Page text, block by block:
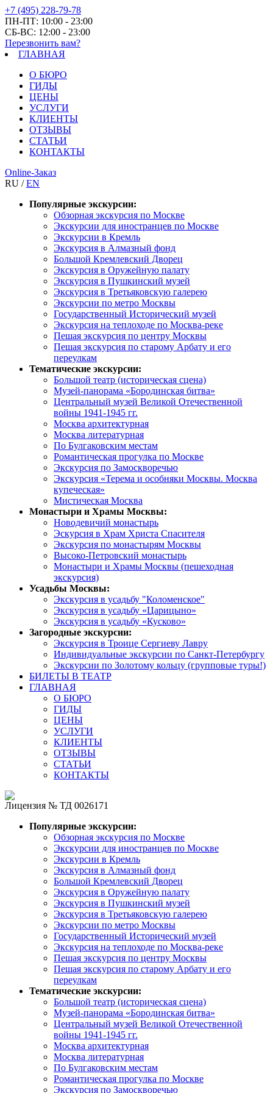
+7 (495) 228-79-78
ПН-ПТ: 10:00 - 23:00
СБ-ВС: 12:00 - 23:00
Перезвонить вам?
ГЛАВНАЯ
О БЮРО
ГИДЫ
ЦЕНЫ
УСЛУГИ
КЛИЕНТЫ
ОТЗЫВЫ
СТАТЬИ
КОНТАКТЫ
Online-Заказ
RU /EN
Популярные экскурсии:
Обзорная экскурсия по Москве
Экскурсии для иностранцев по Москве
Экскурсии в Кремль
Экскурсия в Алмазный фонд
Большой Кремлевский Дворец
Экскурсия в Оружейную палату
Экскурсия в Пушкинский музей
Экскурсия в Третьяковскую галерею
Экскурсии по метро Москвы
Государственный Исторический музей
Экскурсия на теплоходе по Москва-реке
Пешая экскурсия по центру Москвы
Пешая экскурсия по старому Арбату и его
переулкам
Тематические экскурсии:
Большой театр (историческая сцена)
Музей-панорама «Бородинская битва»
Центральный музей Великой Отечественной
войны 1941-1945 гг.
Москва архитектурная
Москва литературная
По Булгаковским местам
Романтическая прогулка по Москве
Экскурсия по Замоскворечью
Экскурсия «Терема и особняки Москвы. Москва
купеческая»
Мистическая Москва
Монастыри и Храмы Москвы:
Новодевичий монастырь
Эскурсия в Храм Христа Спасителя
Экскурсия по монастырям Москвы
Высоко-Петровский монастырь
Монастыри и Храмы Москвы (пешеходная
экскурсия)
Усадьбы Москвы:
Экскурсия в усадьбу "Коломенское"
Экскурсия в усадьбу «Царицыно»
Экскурсия в усадьбу «Кусково»
Загородные экскурсии:
Экскурсия в Троице Сергиеву Лавру
Индивидуальные экскурсии по Санкт-Петербургу
Экскурсии по Золотому кольцу (групповые туры!)
БИЛЕТЫ В ТЕАТР
ГЛАВНАЯ
О БЮРО
ГИДЫ
ЦЕНЫ
УСЛУГИ
КЛИЕНТЫ
ОТЗЫВЫ
СТАТЬИ
КОНТАКТЫ
Лицензия № ТД 0026171
Популярные экскурсии:
Обзорная экскурсия по Москве
Экскурсии для иностранцев по Москве
Экскурсии в Кремль
Экскурсия в Алмазный фонд
Большой Кремлевский Дворец
Экскурсия в Оружейную палату
Экскурсия в Пушкинский музей
Экскурсия в Третьяковскую галерею
Экскурсии по метро Москвы
Государственный Исторический музей
Экскурсия на теплоходе по Москва-реке
Пешая экскурсия по центру Москвы
Пешая экскурсия по старому Арбату и его
переулкам
Тематические экскурсии:
Большой театр (историческая сцена)
Музей-панорама «Бородинская битва»
Центральный музей Великой Отечественной
войны 1941-1945 гг.
Москва архитектурная
Москва литературная
По Булгаковским местам
Романтическая прогулка по Москве
Экскурсия по Замоскворечью